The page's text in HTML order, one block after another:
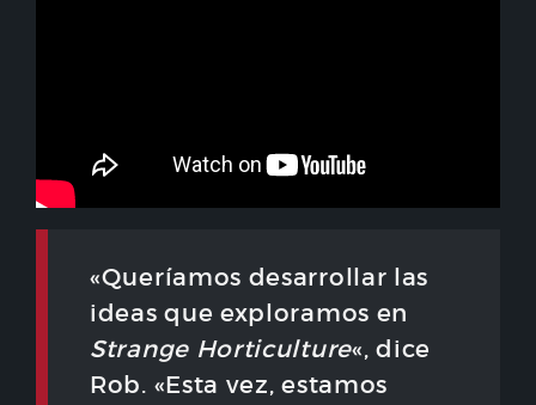
«Queríamos desarrollar las
ideas que exploramos en
Strange Horticulture«, dice
Rob. «Esta vez, estamos